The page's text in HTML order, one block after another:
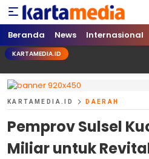
kartamedia.id
Jujur Mengabari
Beranda News Internasional
KARTAMEDIA.ID
KARTAMEDIA.ID DAERAH
Pemprov Sulsel
Miliar untuk